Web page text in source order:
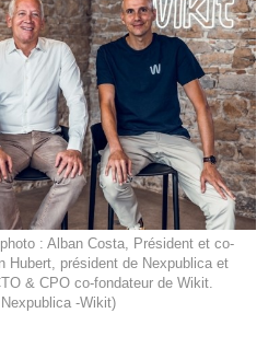
: Alban Costa, Président et co-
Hubert, président de Nexpublica et
& CPO co-fondateur de Wikit.
-Wikit)